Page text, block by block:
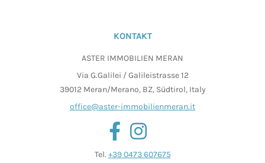
KONTAKT
ASTER IMMOBILIEN MERAN
Via G.Galilei / Galileistrasse 12
39012 Meran/Merano, BZ, Südtirol, Italy
office@aster-immobilienmeran.it
Tel. +39 0473 607675